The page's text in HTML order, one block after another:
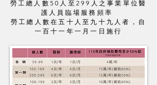
勞工總人數50人至299人之事業單位醫
護人員臨場服務頻率
勞工總人數在五十人至九十九人者，自
一百十一年一月一日施行